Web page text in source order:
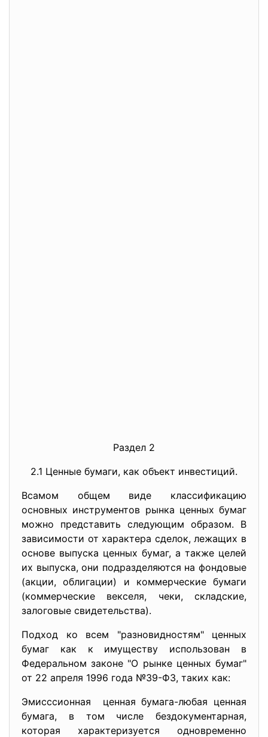
Раздел 2
2.1 Ценные бумаги, как объект инвестиций.
Всамом общем виде классификацию
основных инструментов рынка ценных бумаг
можно представить следующим образом. В
зависимости от характера сделок, лежащих в
основе выпуска ценных бумаг, а также целей
их выпуска, они подразделяются на фондовые
(акции, облигации) и коммерческие бумаги
(коммерческие векселя, чеки, складские,
залоговые свидетельства).
Подход ко всем "разновидностям" ценных
бумаг как к имуществу использован в
Федеральном законе "О рынке ценных бумаг"
от 22 апреля 1996 года №39-ФЗ, таких как:
Эмисссионная ценная бумага-любая ценная
бумага, в том числе бездокументарная,
которая характеризуется одновременно